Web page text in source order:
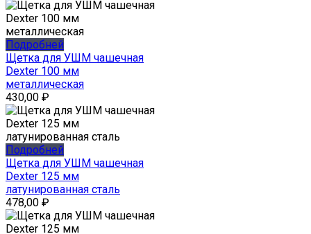
Подробней
Щетка для УШМ чашечная
Dexter 100 мм
металлическая
430,00 ₽
Подробней
Щетка для УШМ чашечная
Dexter 125 мм
латунированная сталь
478,00 ₽